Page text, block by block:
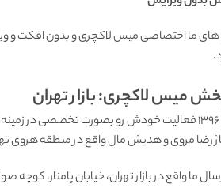
ما اختصاصی میس لاکچری و بدون افکت و
میس لاکچری: بازار تهران
واقع در بازار تهران، خیابان پامنار، کوچه صوفیانی